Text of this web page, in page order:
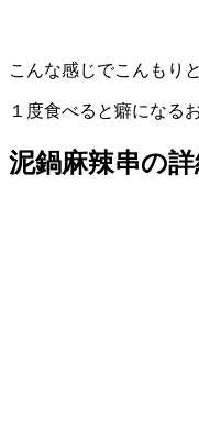
こんな感じでこんもり
１度食べると癖になる
泥鍋麻辣串の